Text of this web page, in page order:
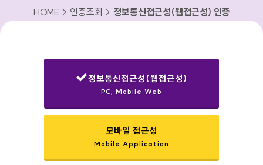
HOME > 인증조회 > 정보통신접근성(웹접근성) 인증
정보통신접근성(웹접근성)
PC, Mobile Web
모바일 접근성
Mobile Application